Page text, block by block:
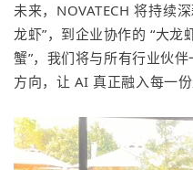
未来， NOVATECH 将持续
龙虾”，到企业协作的 “大龙
蟹”，我们将与所有行业伙
方向，让 AI 真正融入每一